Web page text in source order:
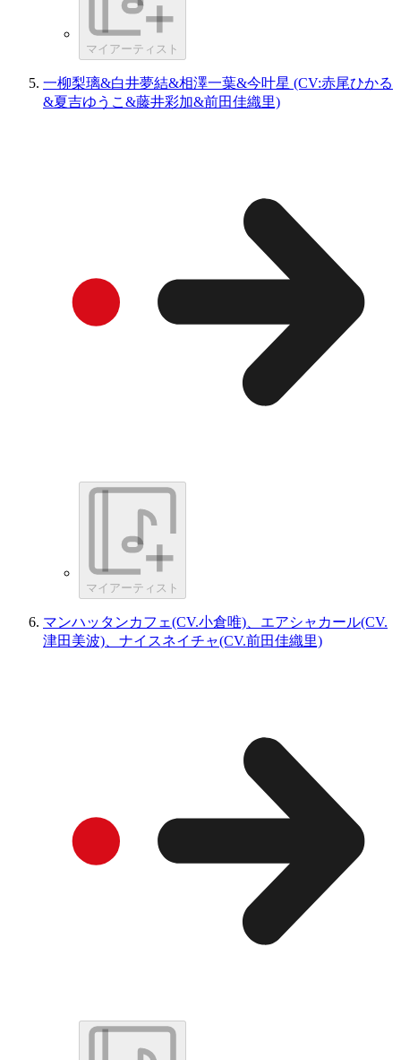
マイアーティスト
一柳梨璃&白井夢結&相澤一葉&今叶星 (CV:赤尾ひかる
&夏吉ゆうこ&藤井彩加&前田佳織里)
マイアーティスト
マンハッタンカフェ(CV.小倉唯)、エアシャカール(CV.
津田美波)、ナイスネイチャ(CV.前田佳織里)